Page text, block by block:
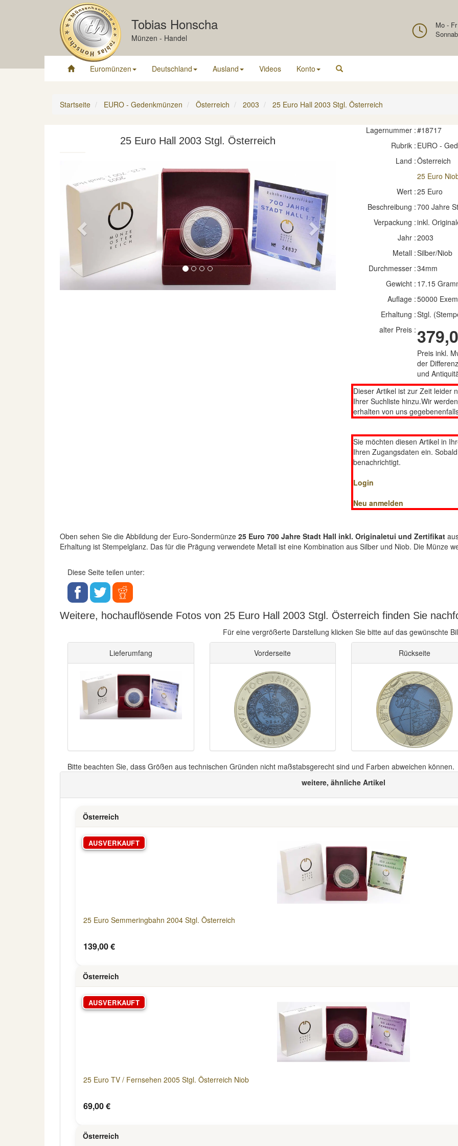
Tobias Honscha
Münzen - Handel
Mo -
Euromünzen Deutschland Ausland Videos Konto
Startseite EURO - Gedenkmünzen Österreich 2003 25 Euro Hall 2003 Stgl. Österreich
25 Euro Hall 2003 Stgl. Österreich
Previous Next
Lagernummer :#18717
Rubrik : EURO -
Land :Österreich
25 Euro
Wert :25 Euro
Beschreibung :700 Jahre
Verpackung :inkl.
Jahr :2003
Metall :Silber/Niob
Durchmesser :34mm
Gewicht : 17.15
Auflage :50000
Erhaltung :Stgl.
alter Preis :
Preis inkl.
der
und
Dieser Artikel ist zur Zeit leider
Ihrer Suchliste hinzu.Wir
erhalten von uns
Sie möchten diesen Artikel in
Ihren Zugangsdaten ein.
benachrichtigt.
Login
Neu anmelden
Oben sehen Sie die Abbildung der Euro-Sondermünze 25 Euro 700 Jahre Stadt Hall inkl. Originaletui und Zertifikat
Erhaltung ist Stempelglanz. Das für die Prägung verwendete Metall ist eine Kombination aus Silber und Niob. Die Münze
Diese Seite teilen unter:
Weitere, hochauflösende Fotos von 25 Euro Hall 2003 Stgl. Österreich finden Sie
Für eine vergrößerte Darstellung klicken Sie bitte auf das gewünschte
Lieferumfang Vorderseite Rückseite
Bitte beachten Sie, dass Größen aus technischen Gründen nicht maßstabsgerecht sind und Farben abweichen können.
weitere, ähnliche Artikel
Österreich
AUSVERKAUFT
25 Euro Semmeringbahn 2004 Stgl. Österreich
139,00 €
Österreich
AUSVERKAUFT
25 Euro TV / Fernsehen 2005 Stgl. Österreich Niob
69,00 €
Österreich